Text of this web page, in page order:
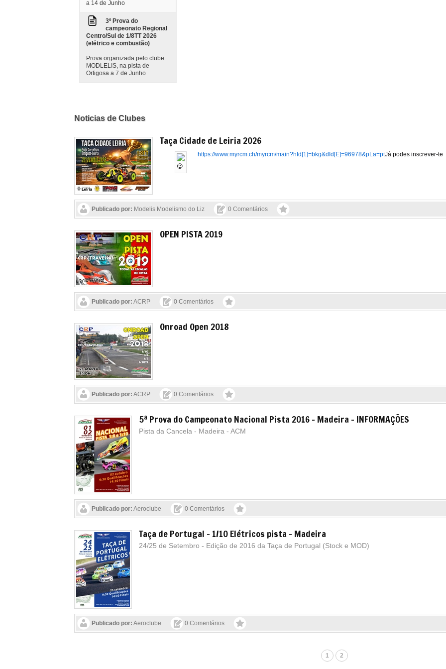
a 14 de Junho
3º Prova do
campeonato Regional
Centro/Sul de 1/8TT 2026
(elétrico e combustão)
Prova organizada pelo clube
MODLELIS, na pista de
Ortigosa a 7 de Junho
Noticias de Clubes
Taça Cidade de Leiria 2026
Já podes inscrever-te
https://www.myrcm.ch/myrcm/main?hId[1]=bkg&dId[E]=96978&pLa=pt
Publicado por: Modelis Modelismo do Liz 0 Comentários
OPEN PISTA 2019
Publicado por: ACRP 0 Comentários
Onroad Open 2018
Publicado por: ACRP 0 Comentários
5ª Prova do Campeonato Nacional Pista 2016 - Madeira - INFORMAÇÕES
Pista da Cancela - Madeira - ACM
Publicado por: Aeroclube 0 Comentários
Taça de Portugal - 1/10 Elétricos pista - Madeira
24/25 de Setembro - Edição de 2016 da Taça de Portugal (Stock e MOD)
Publicado por: Aeroclube 0 Comentários
1 2